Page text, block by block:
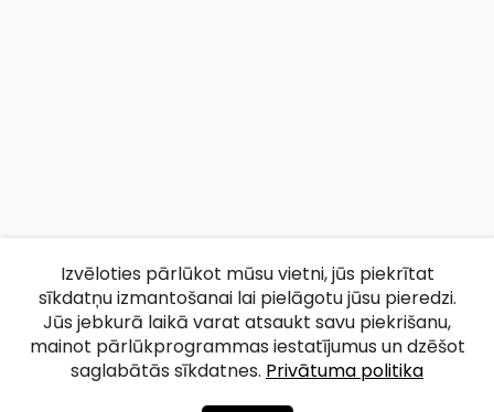
Izvēloties pārlūkot mūsu vietni, jūs piekrītat
sīkdatņu izmantošanai lai pielāgotu jūsu pieredzi.
Jūs jebkurā laikā varat atsaukt savu piekrišanu,
mainot pārlūkprogrammas iestatījumus un dzēšot
saglabātās sīkdatnes. Privātuma politika